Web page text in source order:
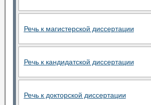
Речь к магистерской диссертации
Речь к кандидатской диссертации
Речь к докторской диссертации